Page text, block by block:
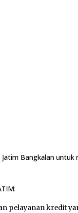
Bangkalan
pelayanan kredit